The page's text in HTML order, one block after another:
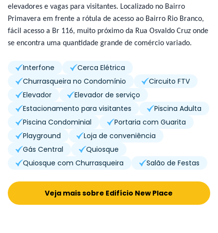
elevadores e vagas para visitantes. Localizado no Bairro
Primavera em frente a rótula de acesso ao Bairro Rio Branco,
fácil acesso a Br 116, muito próximo da Rua Osvaldo Cruz onde
se encontra uma quantidade grande de comércio variado.
Interfone
Cerca Elétrica
Churrasqueira no Condomínio
Circuito FTV
Elevador
Elevador de serviço
Estacionamento para visitantes
Piscina Adulta
Piscina Condominial
Portaria com Guarita
Playground
Loja de conveniência
Gás Central
Quiosque
Quiosque com Churrasqueira
Salão de Festas
Veja mais sobre Edifício New Place